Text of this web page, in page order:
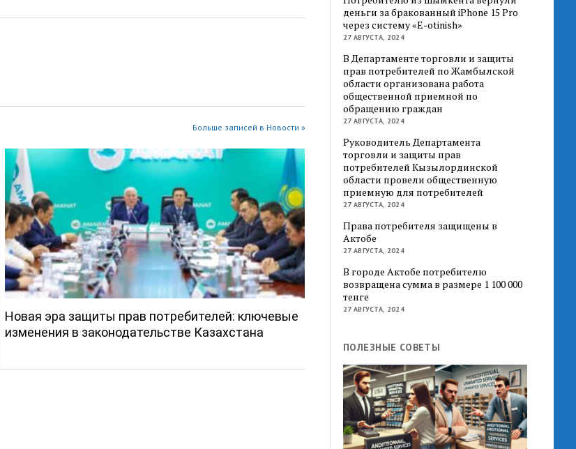
Больше записей в Новости »
Новая эра защиты прав потребителей: ключевые
изменения в законодательстве Казахстана
деньги за бракованный iPhone 15 Pro
через систему «E-otinish»
27 АВГУСТА, 2024
В Департаменте торговли и защиты
прав потребителей по Жамбылской
области организована работа
общественной приемной по
обращению граждан
27 АВГУСТА, 2024
Руководитель Департамента
торговли и защиты прав
потребителей Кызылординской
области провели общественную
приемную для потребителей
27 АВГУСТА, 2024
Права потребителя защищены в
Актобе
27 АВГУСТА, 2024
В городе Актобе потребителю
возвращена сумма в размере 1 100 000
тенге
27 АВГУСТА, 2024
ПОЛЕЗНЫЕ СОВЕТЫ